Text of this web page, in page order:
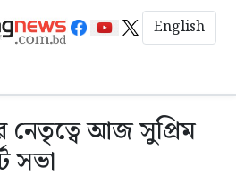
English
নেতৃত্বে আজ সুপ্রিম
সভা